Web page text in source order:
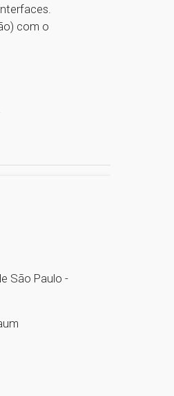
com o
São Paulo -